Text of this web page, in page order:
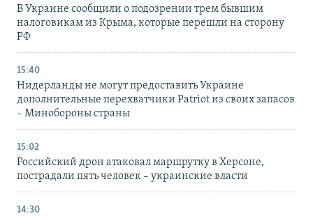
В Украине сообщили о подозрении трем бывшим
налоговикам из Крыма, которые перешли на сторону
РФ
15:40
Нидерланды не могут предоставить Украине
дополнительные перехватчики Patriot из своих запасов
– Минобороны страны
15:02
Российский дрон атаковал маршрутку в Херсоне,
пострадали пять человек – украинские власти
14:30